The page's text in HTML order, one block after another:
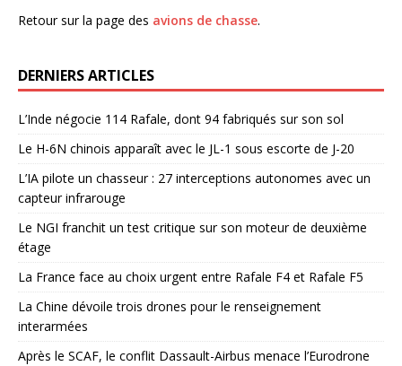
Retour sur la page des avions de chasse.
DERNIERS ARTICLES
L’Inde négocie 114 Rafale, dont 94 fabriqués sur son sol
Le H-6N chinois apparaît avec le JL-1 sous escorte de J-20
L’IA pilote un chasseur : 27 interceptions autonomes avec un
capteur infrarouge
Le NGI franchit un test critique sur son moteur de deuxième
étage
La France face au choix urgent entre Rafale F4 et Rafale F5
La Chine dévoile trois drones pour le renseignement
interarmées
Après le SCAF, le conflit Dassault-Airbus menace l’Eurodrone